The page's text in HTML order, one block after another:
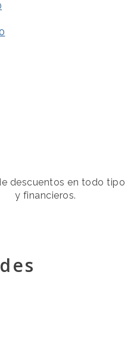
descuentos en todo tipo
y financieros.